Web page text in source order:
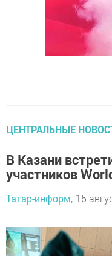
ЦЕНТРАЛЬНЫЕ
В Казани
участников
Татар-информ, 15